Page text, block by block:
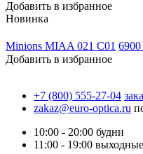
Добавить в избранное
Новинка
Minions MIAA 021 C01
Добавить в избранное
+7 (800) 555-27-04
zakaz@euro-optica.ru
10:00 - 20:00 будни
11:00 - 19:00 выходные